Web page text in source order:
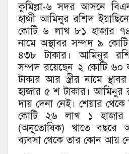
কুমিল্লা-৬ সদর আসনে
হাজী আমিনুর রশিদ
কোটি ৬ লাখ ৮১ হাজার
নামে অস্থাবর সম্পদ ৯
৪৩৮ টাকার। আমিনুর
সম্পদ রয়েছেন ২ কোটি ৬০
টাকার আর স্ত্রীর নামে
হাজার ৫ শ টাকার। আমিনুর
দায় দেনা নেই। শেয়ার থেকে
কোটি ২৬ লাখ ১ হাজার
(অনুতোষিক) খাতে বছরে
ব্যবসা থেকে তার কোন আয়